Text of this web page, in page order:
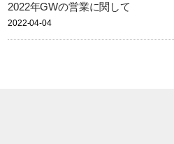
2022年GWの営業に関して
2022-04-04